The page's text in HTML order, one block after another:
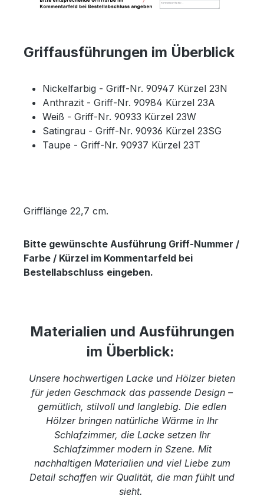
Griffausführungen im Überblick
Nickelfarbig - Griff-Nr. 90947 Kürzel 23N
Anthrazit - Griff-Nr. 90984 Kürzel 23A
Weiß - Griff-Nr. 90933 Kürzel 23W
Satingrau - Griff-Nr. 90936 Kürzel 23SG
Taupe - Griff-Nr. 90937 Kürzel 23T
Grifflänge 22,7 cm.
Bitte gewünschte Ausführung Griff-Nummer /
Farbe / Kürzel im Kommentarfeld bei
Bestellabschluss eingeben.
Materialien und Ausführungen
im Überblick:
Unsere hochwertigen Lacke und Hölzer bieten
für jeden Geschmack das passende Design –
gemütlich, stilvoll und langlebig. Die edlen
Hölzer bringen natürliche Wärme in Ihr
Schlafzimmer, die Lacke setzen Ihr
Schlafzimmer modern in Szene. Mit
nachhaltigen Materialien und viel Liebe zum
Detail schaffen wir Qualität, die man fühlt und
sieht.